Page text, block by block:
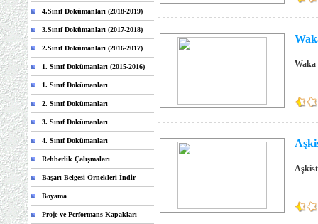
4.Sınıf Dokümanları (2018-2019)
3.Sınıf Dokümanları (2017-2018)
2.Sınıf Dokümanları (2016-2017)
1. Sınıf Dokümanları (2015-2016)
1. Sınıf Dokümanları
2. Sınıf Dokümanları
3. Sınıf Dokümanları
4. Sınıf Dokümanları
Rehberlik Çalışmaları
Başarı Belgesi Örnekleri İndir
Boyama
Proje ve Performans Kapakları
Waka